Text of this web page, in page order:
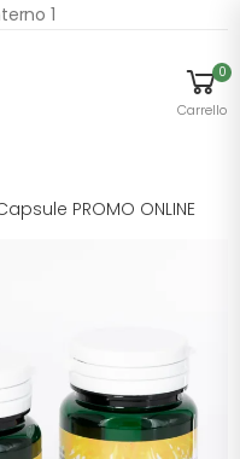
1
0
Carrello
PROMO ONLINE